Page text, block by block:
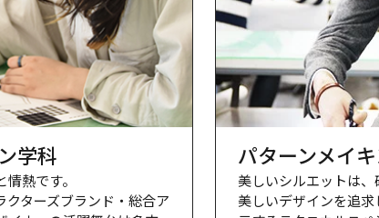
学科
熱です。
ターズブランド・総合ア
パターンメイ
美しいシルエットは、
美しいデザインを追